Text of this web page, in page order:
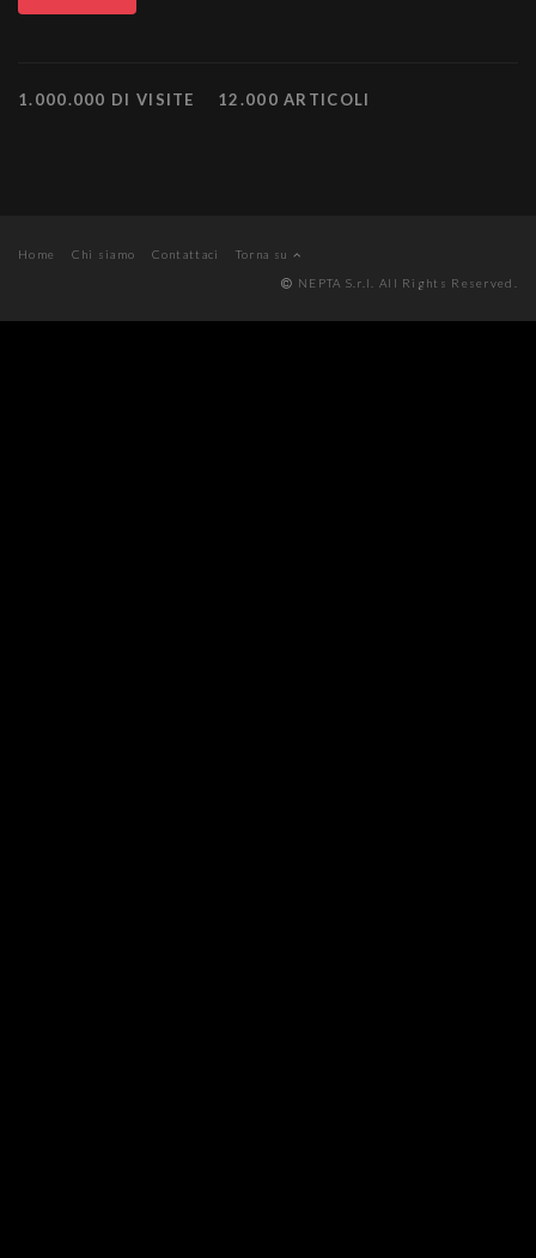
1.000.000 DI VISITE 12.000 ARTICOLI
Home Chi siamo Contattaci
Torna su
NEPTA S.r.l. All Rights Reserved.